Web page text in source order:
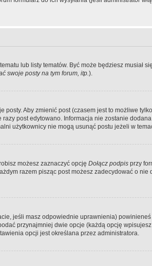
lub listy tematów. Być może będziesz
swoje posty na tym forum, itp.).
Aby zmienić post (czasem jest to możliwe
post edytowano. Informacja nie zostanie
użytkownicy nie mogą usunąć postu jeżeli w
możesz zaznaczyć opcję Dołącz podpis przy
razem pisząc post możesz zadecydować o
jeśli masz odpowiednie uprawnienia)
przynajmniej dwie opcje (każdą opcję
opcji jest określana przez administratora.